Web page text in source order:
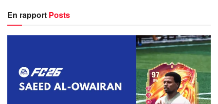
En rapport Posts